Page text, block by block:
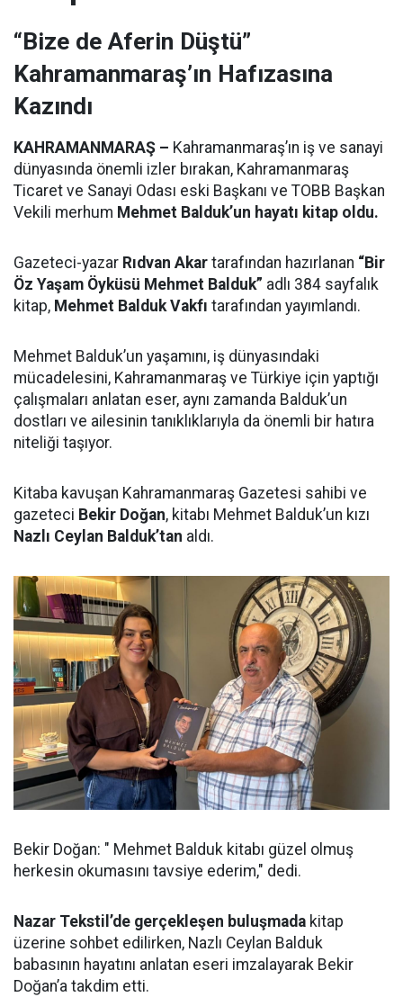
“Bize de Aferin Düştü”
Kahramanmaraş’ın Hafızasına
Kazındı
KAHRAMANMARAŞ – Kahramanmaraş’ın iş ve sanayi
dünyasında önemli izler bırakan, Kahramanmaraş
Ticaret ve Sanayi Odası eski Başkanı ve TOBB Başkan
Vekili merhum Mehmet Balduk’un hayatı kitap oldu.
Gazeteci-yazar Rıdvan Akar tarafından hazırlanan “Bir
Öz Yaşam Öyküsü Mehmet Balduk” adlı 384 sayfalık
kitap, Mehmet Balduk Vakfı tarafından yayımlandı.
Mehmet Balduk’un yaşamını, iş dünyasındaki
mücadelesini, Kahramanmaraş ve Türkiye için yaptığı
çalışmaları anlatan eser, aynı zamanda Balduk’un
dostları ve ailesinin tanıklıklarıyla da önemli bir hatıra
niteliği taşıyor.
Kitaba kavuşan Kahramanmaraş Gazetesi sahibi ve
gazeteci Bekir Doğan, kitabı Mehmet Balduk’un kızı
Nazlı Ceylan Balduk’tan aldı.
Bekir Doğan: " Mehmet Balduk kitabı güzel olmuş
herkesin okumasını tavsiye ederim," dedi.
Nazar Tekstil’de gerçekleşen buluşmada kitap
üzerine sohbet edilirken, Nazlı Ceylan Balduk
babasının hayatını anlatan eseri imzalayarak Bekir
Doğan’a takdim etti.